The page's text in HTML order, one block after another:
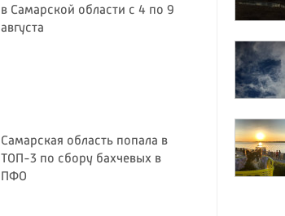
в Самарской области с 4 по 9
августа
Самарская область попала в
ТОП-3 по сбору бахчевых в
ПФО